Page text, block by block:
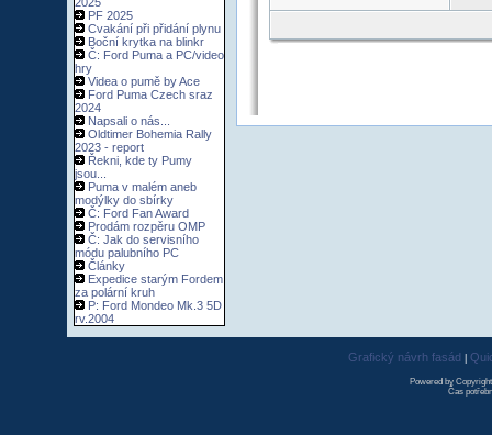
PF 2025
Cvakání při přidání plynu
Boční krytka na blinkr
Č: Ford Puma a PC/video
hry
Videa o pumě by Ace
Ford Puma Czech sraz
2024
Napsali o nás...
Oldtimer Bohemia Rally
2023 - report
Řekni, kde ty Pumy
jsou...
Puma v malém aneb
modýlky do sbírky
Č: Ford Fan Award
Prodám rozpěru OMP
Č: Jak do servisního
módu palubního PC
Články
Expedice starým Fordem
za polární kruh
P: Ford Mondeo Mk.3 5D
rv.2004
Grafický návrh fasád
Powered by
Čas